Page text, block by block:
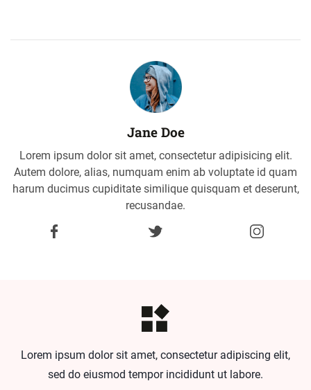
Jane Doe
Lorem ipsum dolor sit amet, consectetur adipisicing elit.
Autem dolore, alias, numquam enim ab voluptate id quam
harum ducimus cupiditate similique quisquam et deserunt,
recusandae.
Lorem ipsum dolor sit amet, consectetur adipiscing elit,
sed do eiusmod tempor incididunt ut labore.